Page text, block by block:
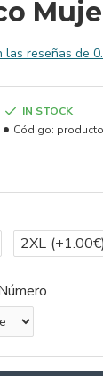
las reseñas de 0.
IN STOCK
Código:
2XL (+1.00€)